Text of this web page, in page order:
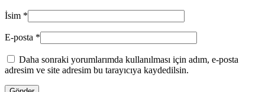
İsim *
E-posta *
Daha sonraki yorumlarımda kullanılması için adım, e-posta
adresim ve site adresim bu tarayıcıya kaydedilsin.